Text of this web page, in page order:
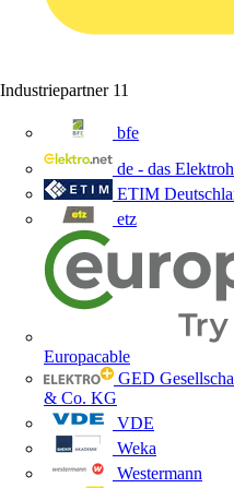
Industriepartner 11
bfe
de - das
ETIM
etz
Europacable
GED
& Co. KG
VDE
Weka
Westermann